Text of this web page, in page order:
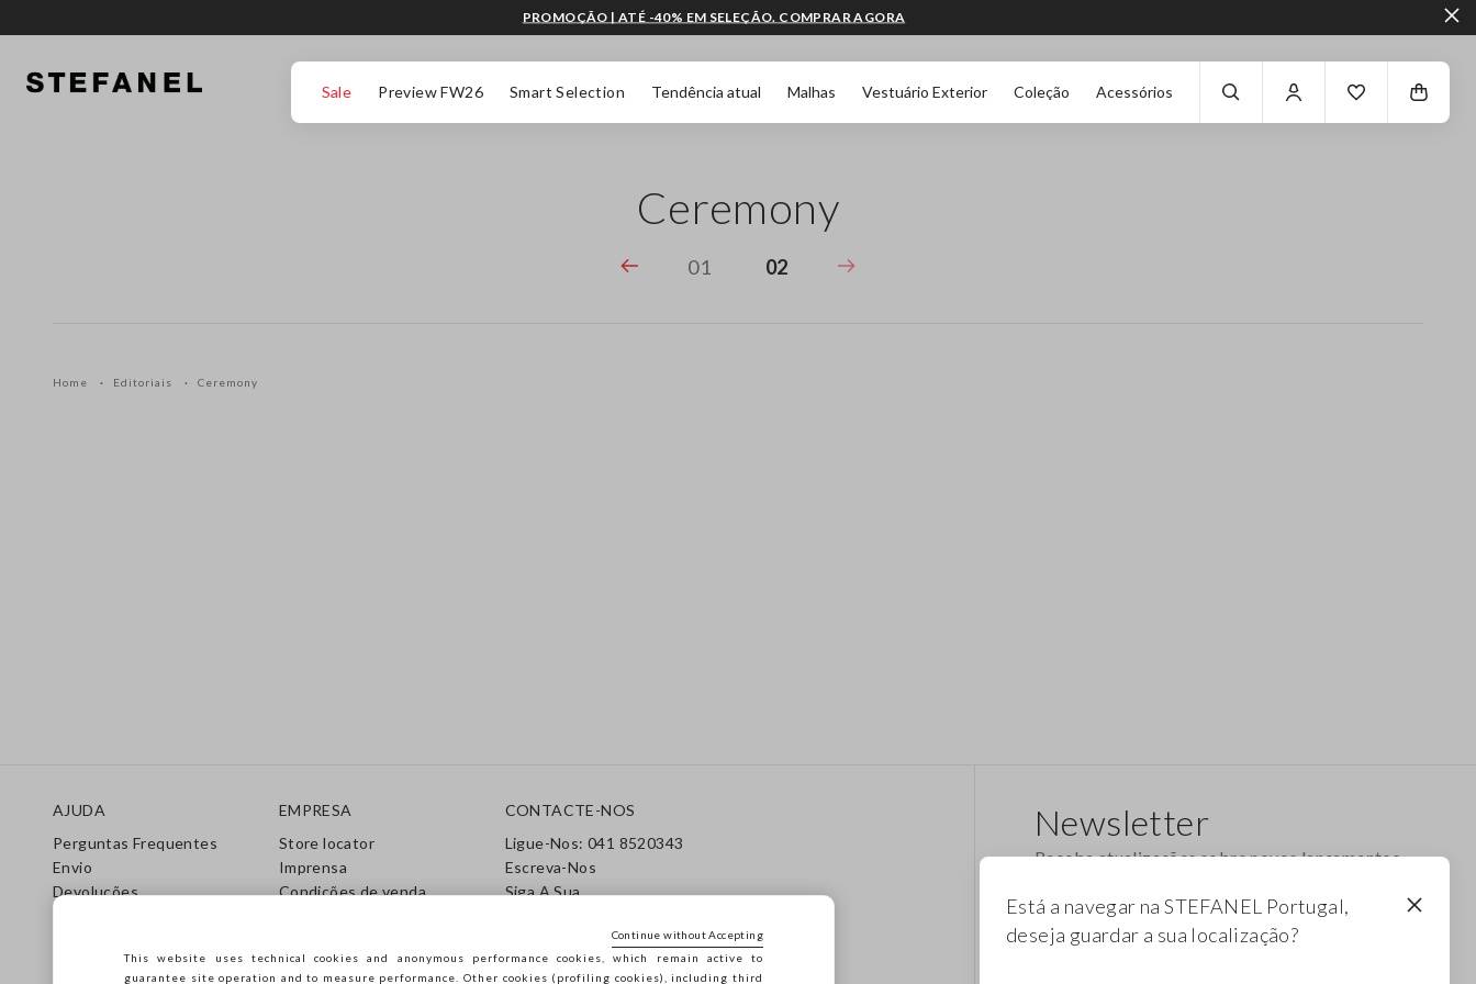
Sale Preview FW26 Smart Selection Tendência atual Malhas Vestuário Exterior Coleção Acessórios
PROMOÇÃO | ATÉ -40% EM SELEÇÃO. COMPRAR AGORA
Ceremony
01 02
Home Editoriais Ceremony
AJUDA
Perguntas Frequentes
Envio
Devoluções
Guia de Tamanhos
EMPRESA
Store locator
Imprensa
Condições de venda
Sustentabilidade
CONTACTE-NOS
Ligue-Nos: 041 8520343
Escreva-Nos
Siga A Sua
Newsletter
Receba atualizações sobre novos lançamentos,
de 10%.
Está a navegar na STEFANEL Portugal,
deseja guardar a sua localização?
This website uses technical cookies and anonymous performance cookies, which remain active to
guarantee site operation and to measure performance. Other cookies (profiling cookies), including third
Continue without Accepting